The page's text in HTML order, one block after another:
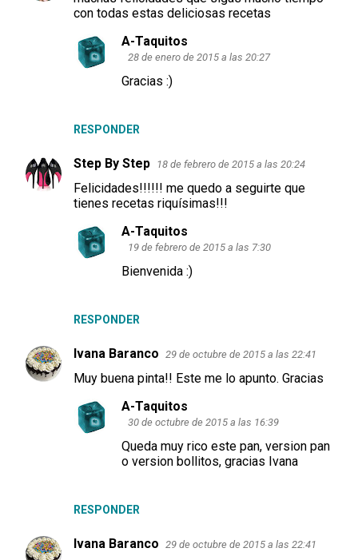
con todas estas deliciosas recetas
RESPONDER
A-Taquitos
28 de enero de 2015 a las 20:27
Gracias :)
Step By Step 18 de febrero de 2015 a las 20:24
Felicidades!!!!!! me quedo a seguirte que
tienes recetas riquísimas!!!
RESPONDER
A-Taquitos
19 de febrero de 2015 a las 7:30
Bienvenida :)
Ivana Baranco 29 de octubre de 2015 a las 22:41
Muy buena pinta!! Este me lo apunto. Gracias
RESPONDER
A-Taquitos
30 de octubre de 2015 a las 16:39
Queda muy rico este pan, version pan
o version bollitos, gracias Ivana
Ivana Baranco 29 de octubre de 2015 a las 22:41